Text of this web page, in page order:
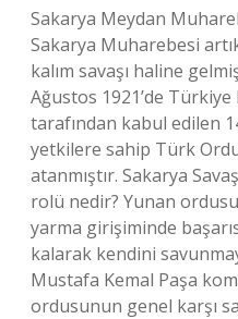
Sakarya Meydan
Sakarya Muharebesi
kalım savaşı haline
Ağustos 1921’de
tarafından kabul edilen
yetkilere sahip Türk
atanmıştır. Sakarya
rolü nedir? Yunan
yarma girişiminde
kalarak kendini
Mustafa Kemal Paşa
ordusunun genel karşı